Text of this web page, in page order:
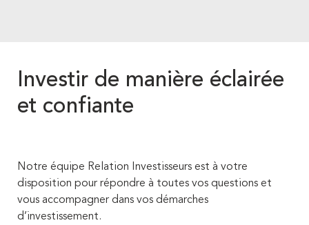
Investir de manière éclairée
et confiante
Notre équipe Relation Investisseurs est à votre
disposition pour répondre à toutes vos questions et
vous accompagner dans vos démarches
d’investissement.